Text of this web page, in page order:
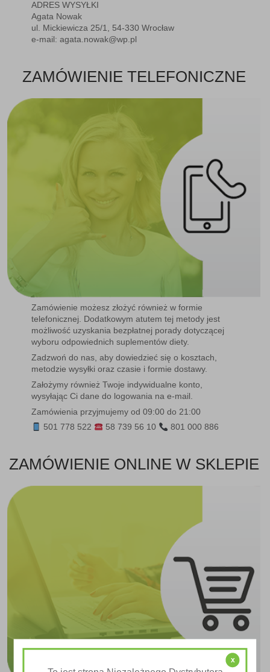
ADRES WYSYŁKI
Agata Nowak
ul. Mickiewicza 25/1, 54-330 Wrocław
e-mail: agata.nowak@wp.pl
ZAMÓWIENIE TELEFONICZNE
Zamówienie możesz złożyć również w formie
telefonicznej. Dodatkowym atutem tej metody jest
możliwość uzyskania bezpłatnej porady dotyczącej
wyboru odpowiednich suplementów diety.
Zadzwoń do nas, aby dowiedzieć się o kosztach,
metodzie wysyłki oraz czasie i formie dostawy.
Założymy również Twoje indywidualne konto,
wysyłając Ci dane do logowania na e-mail.
Zamówienia przyjmujemy od 09:00 do 21:00
501 778 522
58 739 56 10 801 000 886
ZAMÓWIENIE ONLINE W SKLEPIE
x